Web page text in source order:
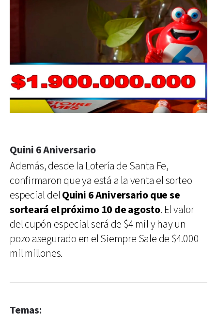
Quini 6 Aniversario
Además, desde la Lotería de Santa Fe,
confirmaron que ya está a la venta el sorteo
especial delQuini 6 Aniversario que se
sorteará el próximo 10 de agosto. El valor
del cupón especial será de $4 mil y hay un
pozo asegurado en el Siempre Sale de $4.000
mil millones.
Temas: